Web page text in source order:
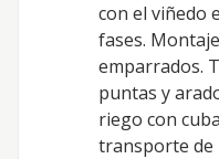
con el viñedo
fases.
emparrados.
puntas y
riego con
transporte de